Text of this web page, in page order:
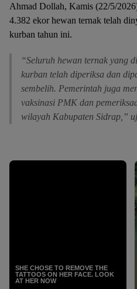
Ahmad Dollah, Kamis (22/5/
4.382 ekor hewan ternak telah
kurban tahun ini.
“Seluruh hewan ternak yang
kurban telah diperiksa dan
sembelih. Pemerintah juga
vaksinasi PMK dan
wilayah Kabupaten Sidrap,”